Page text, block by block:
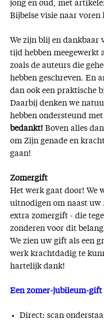
jong en oud, met
Bijbelse visie naar voren
We zijn blij en dankbaar
tijd hebben meegewerkt
zoals de auteurs die
hebben geschreven. En
dan ook een praktische
Daarbij denken we
hebben ondersteund met
bedankt! Boven alles
om Zijn genade en
gaan!
Zomergift
Het werk gaat door! We
uitnodigen om naast uw
extra zomergift - die
zonderen voor dit
We zien uw gift als een
werk krachtdadig te
hartelijk dank!
Een zomer-jubileum-gift
Direct: scan